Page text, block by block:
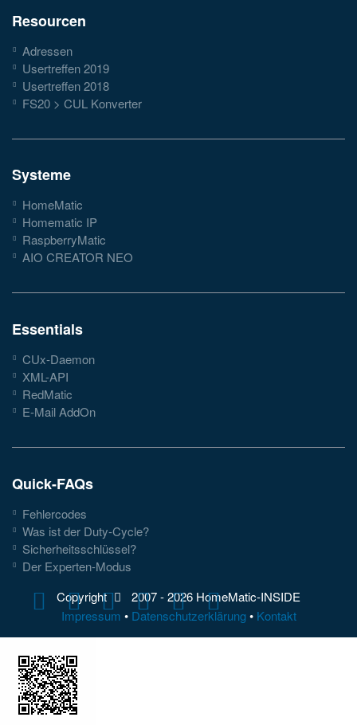
Resourcen
Adressen
Usertreffen 2019
Usertreffen 2018
FS20 > CUL Konverter
Systeme
HomeMatic
Homematic IP
RaspberryMatic
AIO CREATOR NEO
Essentials
CUx-Daemon
XML-API
RedMatic
E-Mail AddOn
Quick-FAQs
Fehlercodes
Was ist der Duty-Cycle?
Sicherheitsschlüssel?
Der Experten-Modus
Copyright
2007 - 2026 HomeMatic-INSIDE
Impressum • Datenschutzerklärung• Kontakt